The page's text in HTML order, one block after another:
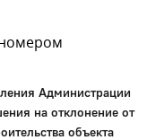
Администрации
на отклонение от
объекта